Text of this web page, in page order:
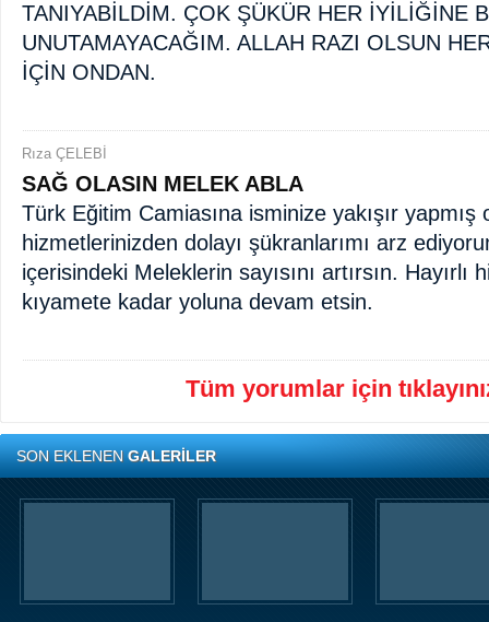
TANIYABİLDİM. ÇOK ŞÜKÜR HER İYİLİĞİNE
UNUTAMAYACAĞIM. ALLAH RAZI OLSUN
İÇİN ONDAN.
Rıza ÇELEBİ
SAĞ OLASIN MELEK ABLA
Türk Eğitim Camiasına isminize yakışır yapmış
hizmetlerinizden dolayı şükranlarımı arz
içerisindeki Meleklerin sayısını artırsın.
kıyamete kadar yoluna devam etsin.
Tüm yorumlar için
SON EKLENENGALERİLER